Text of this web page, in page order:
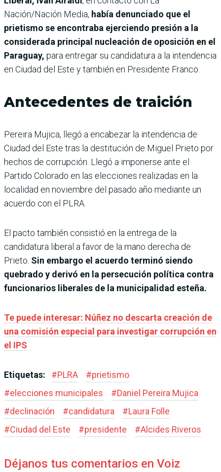
Nación/Nación Media, había denunciado que el
prietismo se encontraba ejerciendo presión a la
considerada principal nucleación de oposición en el
Paraguay, para entregar su candidatura a la intendencia
en Ciudad del Este y también en Presidente Franco.
Antecedentes de traición
Pereira Mujica, llegó a encabezar la intendencia de
Ciudad del Este tras la destitución de Miguel Prieto por
hechos de corrupción. Llegó a imponerse ante el
Partido Colorado en las elecciones realizadas en la
localidad en noviembre del pasado año mediante un
acuerdo con el PLRA.
El pacto también consistió en la entrega de la
candidatura liberal a favor de la mano derecha de
Prieto. Sin embargo el acuerdo terminó siendo
quebrado y derivó en la persecución política contra
funcionarios liberales de la municipalidad esteña.
Te puede interesar: Núñez no descarta creación de
una comisión especial para investigar corrupción en
el IPS
Etiquetas: #PLRA #prietismo
#elecciones municipales #Daniel Pereira Mujica
#declinación #candidatura #Laura Folle
#Ciudad del Este #presidente #Alcides Riveros
Déjanos tus comentarios en Voiz